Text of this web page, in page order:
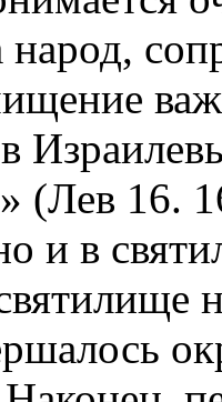
народ,
(Лев 16.
и в